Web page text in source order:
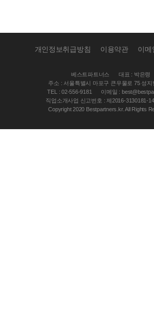
개인정보취급방침 이용약관 이메
베스트파트너스
대표 : 박은령
주소 : 서울특별시 마포구 큰우물로 75 성지
TEL : 02-556-9181
이메일 :
직업소개사업 신고번호 : 제2016-3130181-
Copyright 2020 Bestpartners.kr. All Rights